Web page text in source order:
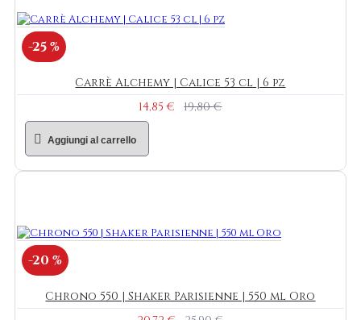
-25 %
Carrè Alchemy | Calice 53 cl | 6 pz
14,85 €
19,80 €
Aggiungi al carrello
-20 %
Chrono 550 | Shaker Parisienne | 550 ml Oro